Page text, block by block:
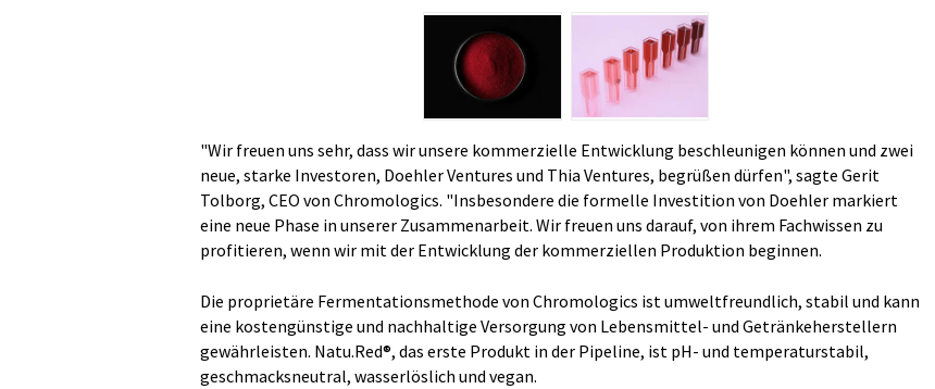
"Wir freuen uns sehr, dass wir unsere kommerzielle Entwicklung beschleunigen können und zwei
neue, starke Investoren, Doehler Ventures und Thia Ventures, begrüßen dürfen", sagte Gerit
Tolborg, CEO von Chromologics. "Insbesondere die formelle Investition von Doehler markiert
eine neue Phase in unserer Zusammenarbeit. Wir freuen uns darauf, von ihrem Fachwissen zu
profitieren, wenn wir mit der Entwicklung der kommerziellen Produktion beginnen.
Die proprietäre Fermentationsmethode von Chromologics ist umweltfreundlich, stabil und kann
eine kostengünstige und nachhaltige Versorgung von Lebensmittel- und Getränkeherstellern
gewährleisten. Natu.Red®, das erste Produkt in der Pipeline, ist pH- und temperaturstabil,
geschmacksneutral, wasserlöslich und vegan.